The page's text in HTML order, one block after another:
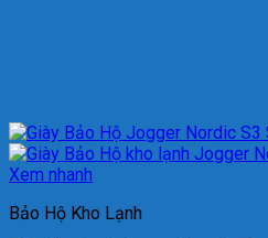
Xem nhanh
Bảo Hộ Kho Lạnh